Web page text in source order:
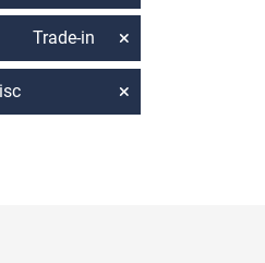
Trade-in